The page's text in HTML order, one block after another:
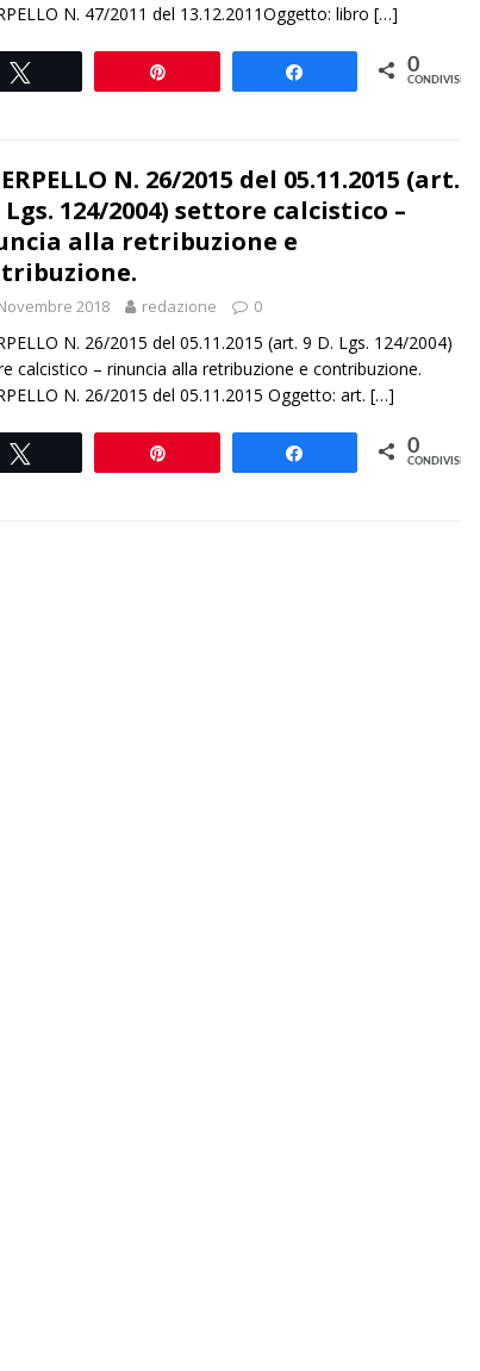
N. 47/2011 del 13.12.2011Oggetto: libro […]
0
CONDIVISIONI
N. 26/2015 del 05.11.2015 (art.
Lgs. 124/2004) settore calcistico –
alla retribuzione e
2018 redazione 0
N. 26/2015 del 05.11.2015 (art. 9 D. Lgs. 124/2004)
calcistico – rinuncia alla retribuzione e contribuzione.
N. 26/2015 del 05.11.2015 Oggetto: art. […]
0
CONDIVISIONI